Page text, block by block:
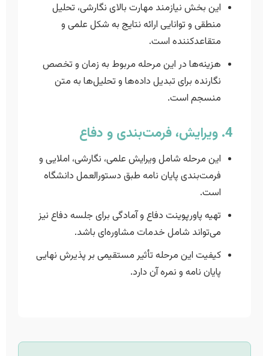
این بخش نیازمند مهارت بالای نگارشی، تحلیل
منطقی و توانایی ارائه نتایج به شکل علمی و
متقاعدکننده است.
هزینه‌ها در این مرحله مربوط به زمان و تخصص
نگارنده برای تبدیل داده‌ها و تحلیل‌ها به متن
منسجم است.
4. ویرایش، فرمت‌بندی و دفاع
این مرحله شامل ویرایش علمی، نگارشی، املایی و
فرمت‌بندی پایان نامه طبق دستورالعمل دانشگاه
است.
تهیه پاورپوینت دفاع و آمادگی برای جلسه دفاع نیز
می‌تواند شامل خدمات مشاوره‌ای باشد.
کیفیت این مرحله تأثیر مستقیمی بر پذیرش نهایی
پایان نامه و نمره آن دارد.